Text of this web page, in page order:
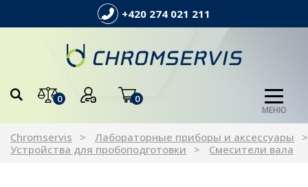
+420 274 021 211
0 0
МЕНЮ
Chromservis
Лабораторные приборы и аксессуары
Устройства для пробоподготовки
Cмесители вала